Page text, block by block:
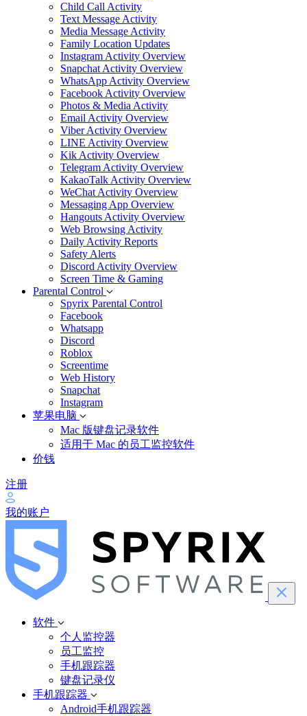
Child Call Activity
Text Message Activity
Media Message Activity
Family Location Updates
Instagram Activity Overview
Snapchat Activity Overview
WhatsApp Activity Overview
Facebook Activity Overview
Photos & Media Activity
Email Activity Overview
Viber Activity Overview
LINE Activity Overview
Kik Activity Overview
Telegram Activity Overview
KakaoTalk Activity Overview
WeChat Activity Overview
Messaging App Overview
Hangouts Activity Overview
Web Browsing Activity
Daily Activity Reports
Safety Alerts
Discord Activity Overview
Screen Time & Gaming
Parental Control
Spyrix Parental Control
Facebook
Whatsapp
Discord
Roblox
Screentime
Web History
Snapchat
Instagram
苹果电脑
Mac 版键盘记录软件
适用于 Mac 的员工监控软件
价钱
注册
我的账户
软件
个人监控器
员工监控
手机跟踪器
键盘记录仪
手机跟踪器
Android手机跟踪器